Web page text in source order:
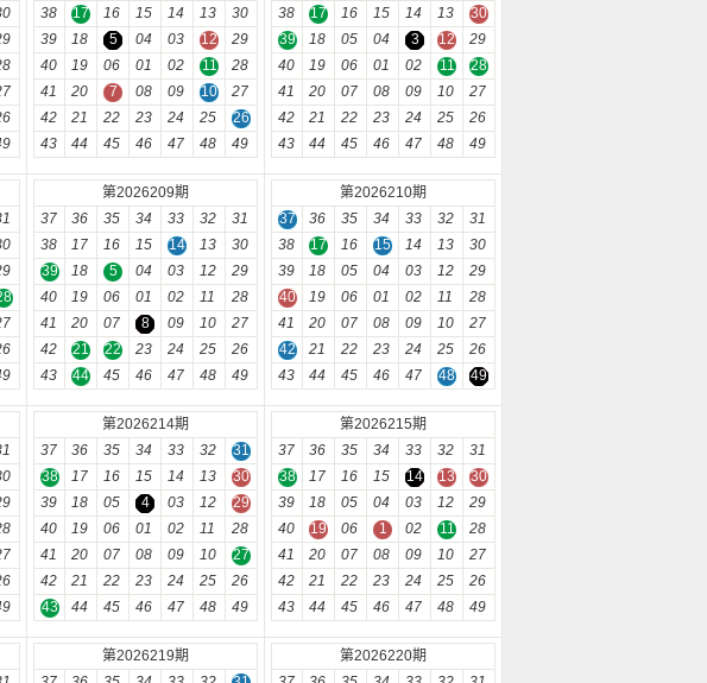
38
17 16 15 14 13
30
39
18 5 04 03 12
29
40
19 06 01 02 11
28
41
20 7 08 09 10
27
42
21 22 23 24 25
26
43
44 45 46 47 48 49
38
17 16 15 14 13
30
39
18 05 04 3 12
29
40
19 06 01 02 11
28
41
20 07 08 09 10
27
42
21 22 23 24 25
26
43
44 45 46 47 48 49
第2026209期
37
36 35 34 33 32
31
38
17 16 15 14 13
30
39
18 5 04 03 12
29
40
19 06 01 02 11
28
41
20 07 8 09 10
27
42
21 22 23 24 25
26
43
44 45 46 47 48 49
第2026210期
37
36 35 34 33 32
31
38
17 16 15 14 13
30
39
18 05 04 03 12
29
40
19 06 01 02 11
28
41
20 07 08 09 10
27
42
21 22 23 24 25
26
43
44 45 46 47 48 49
第2026214期
37
36 35 34 33 32
31
38
17 16 15 14 13
30
39
18 05 4 03 12
29
40
19 06 01 02 11
28
41
20 07 08 09 10
27
42
21 22 23 24 25
26
43
44 45 46 47 48 49
第2026215期
37
36 35 34 33 32
31
38
17 16 15 14 13
30
39
18 05 04 03 12
29
40
19 06 1 02 11
28
41
20 07 08 09 10
27
42
21 22 23 24 25
26
43
44 45 46 47 48 49
第2026219期
第2026220期